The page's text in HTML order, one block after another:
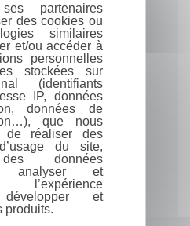
partenaires
des cookies ou
similaires
et/ou accéder à
personnelles
stockées sur
(identifiants
IP, données
données de
que nous
de réaliser des
du site,
données
analyser et
développer et
produits.